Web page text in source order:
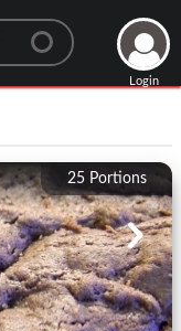
Login
25 Portions